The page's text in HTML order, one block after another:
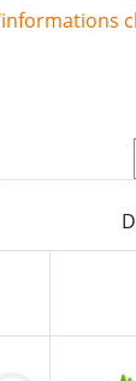
l’indice
Clean
des
actifs